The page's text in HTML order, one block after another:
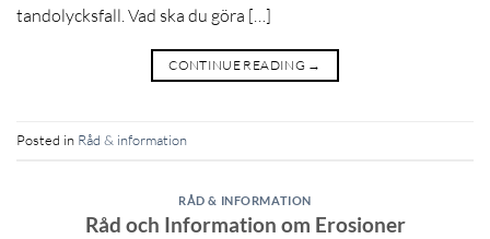
tandolycksfall. Vad ska du göra […]
CONTINUE READING →
Posted in Råd & information
RÅD & INFORMATION
Råd och Information om Erosioner